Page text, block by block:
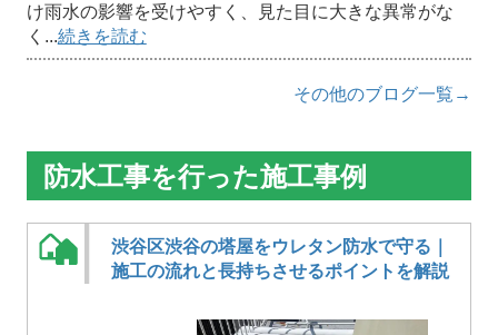
け雨水の影響を受けやすく、見た目に大きな異常がな
く...続きを読む
その他のブログ一覧→
防水工事を行った施工事例
渋谷区渋谷の塔屋をウレタン防水で守る｜
施工の流れと長持ちさせるポイントを解説